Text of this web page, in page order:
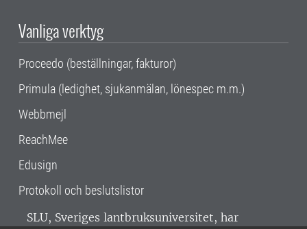
Vanliga verktyg
Proceedo (beställningar, fakturor)
Primula (ledighet, sjukanmälan, lönespec m.m.)
Webbmejl
ReachMee
Edusign
Protokoll och beslutslistor
SLU, Sveriges lantbruksuniversitet, har